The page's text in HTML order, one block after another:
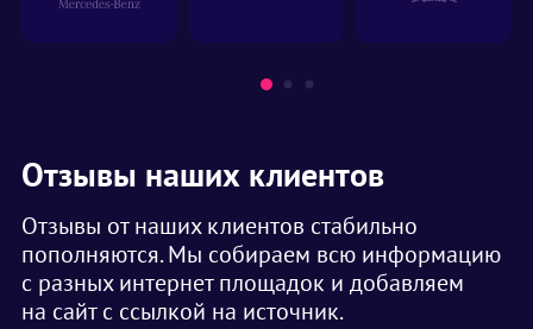
Отзывы наших клиентов
Отзывы от наших клиентов стабильно
пополняются. Мы собираем всю информацию
с разных интернет площадок и добавляем
на сайт с ссылкой на источник.